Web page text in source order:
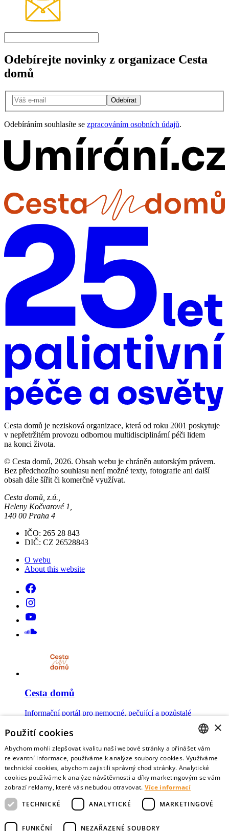
Odebírejte novinky z organizace Cesta
domů
Odebírat
Odebíráním souhlasíte se zpracováním osobních údajů.
Cesta domů je nezisková organizace, která od roku 2001 poskytuje
v nepřetržitém provozu odbornou multidisciplinární péči lidem
na konci života.
© Cesta domů, 2026. Obsah webu je chráněn autorským právem.
Bez předchozího souhlasu není možné texty, fotografie ani další
obsah dále šířit či komerčně využívat.
Cesta domů, z.ú.,
Heleny Kočvarové 1,
140 00 Praha 4
IČO: 265 28 843
DIČ: CZ 26528843
O webu
About this website
Cesta domů
Informační portál pro nemocné, pečující a pozůstalé
Mojesmrt.cz
Sestavte si seznam posledních přání a vyslovte svoje
představy o konci života
CZECH
ENGLISH
×
Použití cookies
Abychom mohli zlepšovat kvalitu naší webové stránky a přinášet vám
relevantní informace, používáme k analýze soubory cookies. Využíváme
technické cookies, abychom zajistili správný chod stránky. Analytické
cookies používáme k analýze návštěvnosti a díky marketingovým se vám
zobrazí reklamy, které vás nebudou otravovat. Více informací
TECHNICKÉ
ANALYTICKÉ MARKETINGOVÉ
FUNKČNÍ NEZAŘAZENÉ SOUBORY